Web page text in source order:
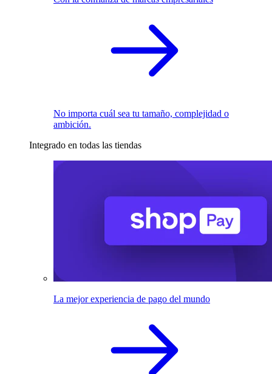
No importa cuál sea tu tamaño, complejidad o
ambición.
Integrado en todas las tiendas
La mejor experiencia de pago del mundo